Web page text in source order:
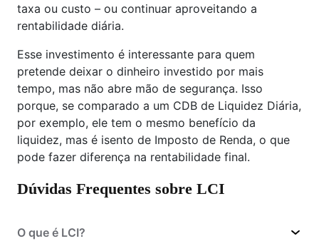
taxa ou custo – ou continuar aproveitando a
rentabilidade diária.
Esse investimento é interessante para quem
pretende deixar o dinheiro investido por mais
tempo, mas não abre mão de segurança. Isso
porque, se comparado a um CDB de Liquidez Diária,
por exemplo, ele tem o mesmo benefício da
liquidez, mas é isento de Imposto de Renda, o que
pode fazer diferença na rentabilidade final.
Dúvidas Frequentes sobre LCI
O que é LCI?